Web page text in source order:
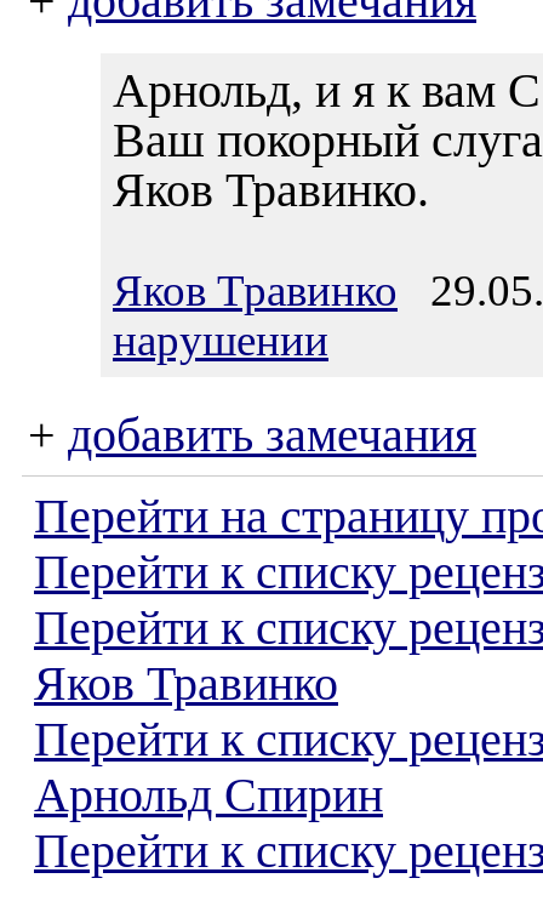
Арнольд, и я к
Ваш покорный слуга
Яков Травинко.
Яков Травинко
нарушении
+ добавить замечания
Перейти на страницу
Перейти к списку
Перейти к списку
Яков Травинко
Перейти к списку
Арнольд Спирин
Перейти к списку